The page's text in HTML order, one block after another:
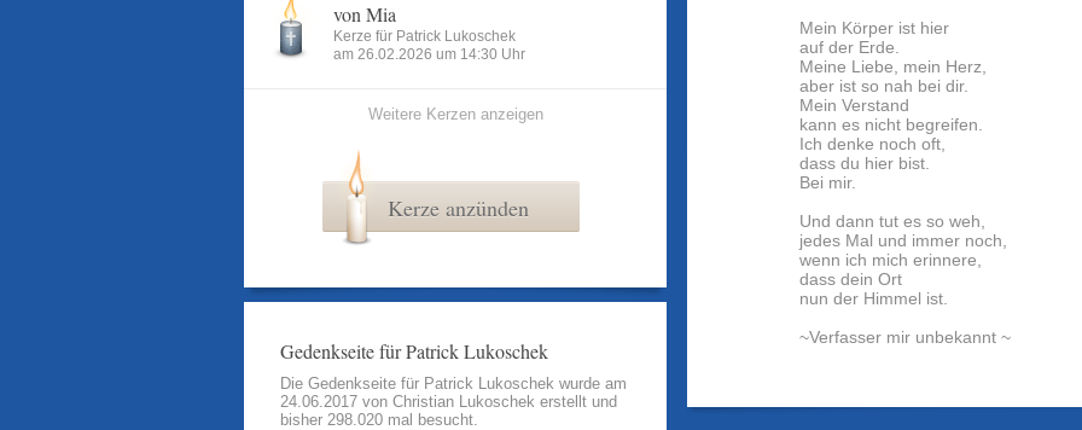
Mein Körper ist hier
auf der Erde.
Meine Liebe, mein Herz,
aber ist so nah bei dir.
Mein Verstand
kann es nicht begreifen.
Ich denke noch oft,
dass du hier bist.
Bei mir.
Und dann tut es so weh,
jedes Mal und immer noch,
wenn ich mich erinnere,
dass dein Ort
nun der Himmel ist.
~Verfasser mir unbekannt ~
von Mia
Kerze für Patrick Lukoschek
am 26.02.2026 um 14:30 Uhr
Weitere Kerzen anzeigen
Kerze anzünden
Gedenkseite für Patrick Lukoschek
Die Gedenkseite für Patrick Lukoschek wurde am
24.06.2017 von Christian Lukoschek erstellt und
bisher 298.020 mal besucht.